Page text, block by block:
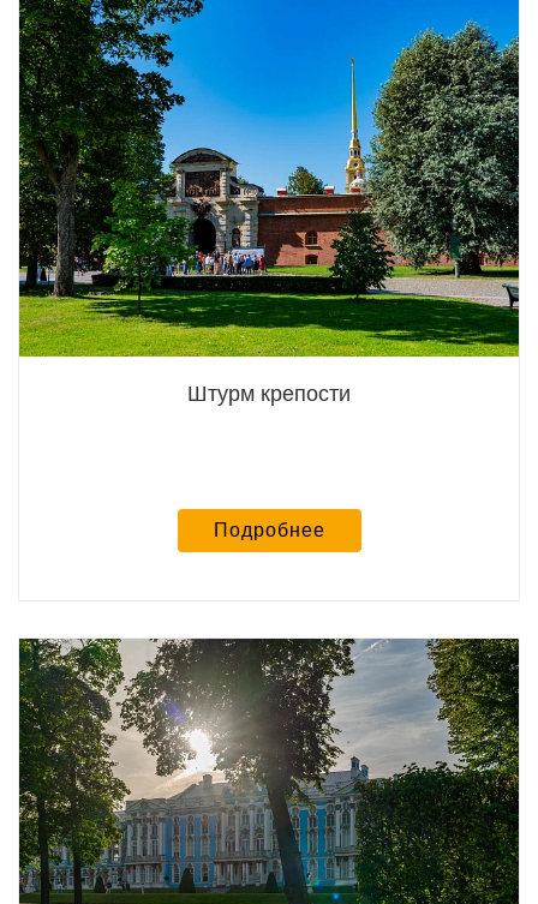
Штурм крепости
Подробнее